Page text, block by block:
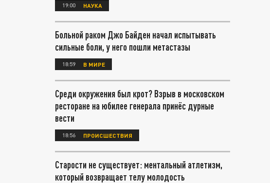
19:00 НАУКА
Больной раком Джо Байден начал испытывать
сильные боли, у него пошли метастазы
18:59 В МИРЕ
Среди окружения был крот? Взрыв в московском
ресторане на юбилее генерала принёс дурные
вести
18:56 ПРОИСШЕСТВИЯ
Старости не существует: ментальный атлетизм,
который возвращает телу молодость